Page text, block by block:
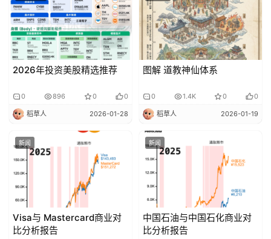
2026年投资美股精选推荐
0 896 0 0
稻草人 2026-01-28
图解 道教神仙体系
0 1.4K 0 0
稻草人 2026-01-19
新闻
Visa与 Mastercard商业对
比分析报告
新闻
中国石油与中国石化商业对
比分析报告